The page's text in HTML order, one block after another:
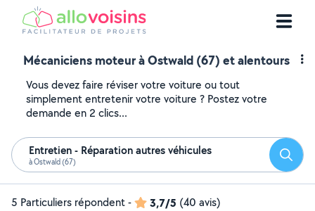
Mécaniciens moteur à Ostwald (67) et alentours
Vous devez faire réviser votre voiture ou tout
simplement entretenir votre voiture ? Postez votre
demande en 2 clics...
Entretien - Réparation autres véhicules
à Ostwald (67)
5 Particuliers répondent- 3,7/5 (40 avis)